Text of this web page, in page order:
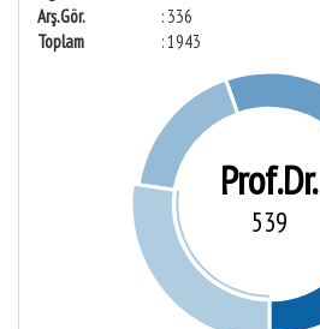
Arş.Gör.
: 336
Toplam
: 1943
Prof.Dr.
539